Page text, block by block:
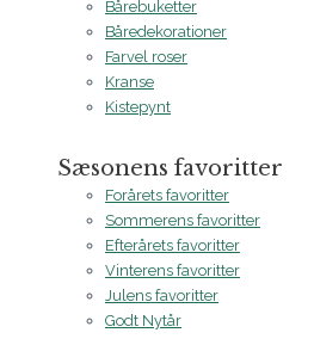
Bårebuketter
Båredekorationer
Farvel roser
Kranse
Kistepynt
Sæsonens favoritter
Forårets favoritter
Sommerens favoritter
Efterårets favoritter
Vinterens favoritter
Julens favoritter
Godt Nytår